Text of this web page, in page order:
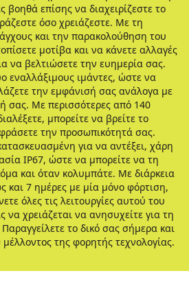
βοηθά επίσης να διαχειρίζεστε το
όσο χρειάζεστε. Με τη
και την παρακολούθηση του
μοτίβα και να κάνετε αλλαγές
να βελτιώσετε την ευημερία σας.
εναλλάξιμους ιμάντες, ώστε να
την εμφάνισή σας ανάλογα με
σας. Με περισσότερες από 140
μπορείτε να βρείτε το
την προσωπικότητά σας.
για να αντέξει, χάρη
IP67, ώστε να μπορείτε να τη
και όταν κολυμπάτε. Με διάρκεια
και 7 ημέρες με μία μόνο φόρτιση,
όλες τις λειτουργίες αυτού του
να χρειάζεται να ανησυχείτε για τη
το δικό σας σήμερα και
της φορητής τεχνολογίας.